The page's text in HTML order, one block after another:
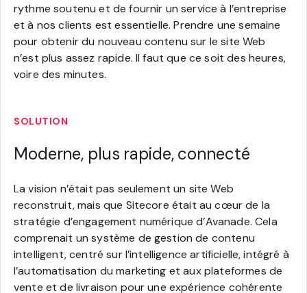
rythme soutenu et de fournir un service à l’entreprise
et à nos clients est essentielle. Prendre une semaine
pour obtenir du nouveau contenu sur le site Web
n’est plus assez rapide. Il faut que ce soit des heures,
voire des minutes.
SOLUTION
Moderne, plus rapide, connecté
La vision n’était pas seulement un site Web
reconstruit, mais que Sitecore était au cœur de la
stratégie d’engagement numérique d’Avanade. Cela
comprenait un système de gestion de contenu
intelligent, centré sur l’intelligence artificielle, intégré à
l’automatisation du marketing et aux plateformes de
vente et de livraison pour une expérience cohérente